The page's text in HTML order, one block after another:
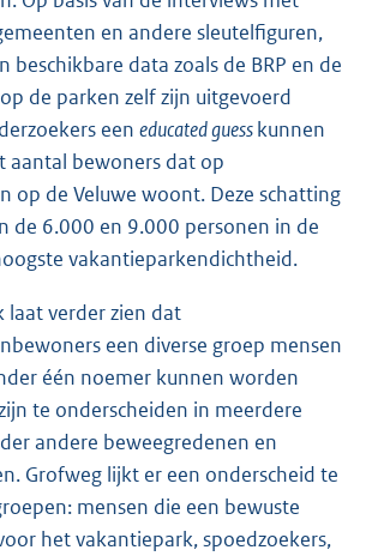
en andere sleutelfiguren,
beschikbare data zoals de BRP en de
de parken zelf zijn uitgevoerd
een educated guesskunnen
aantal bewoners dat op
op de Veluwe woont. Deze schatting
de 6.000 en 9.000 personen in de
vakantieparkendichtheid.
laat verder zien dat
een diverse groep mensen
één noemer kunnen worden
te onderscheiden in meerdere
andere beweegredenen en
Grofweg lijkt er een onderscheid te
mensen die een bewuste
het vakantiepark, spoedzoekers,